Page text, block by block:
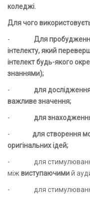
коледжі.
Для чого
- Для
інтелекту,який
інтелект будь-якого
знаннями);
- для
важливе значення;
- для
- для створення
оригінальних ідей;
- для стимулювання
між виступаючимий
- для стимулювання